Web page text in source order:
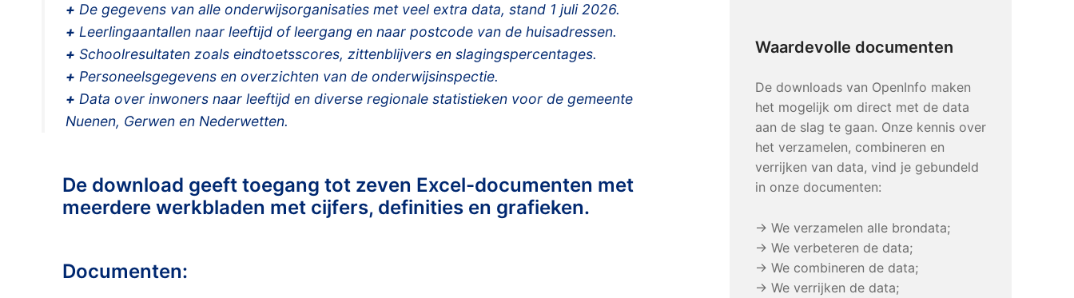
+ De gegevens van alle onderwijsorganisaties met veel extra data, stand 1 juli 2026.
+ Leerlingaantallen naar leeftijd of leergang en naar postcode van de huisadressen.
+ Schoolresultaten zoals eindtoetsscores, zittenblijvers en slagingspercentages.
+ Personeelsgegevens en overzichten van de onderwijsinspectie.
+ Data over inwoners naar leeftijd en diverse regionale statistieken voor de gemeente
Nuenen, Gerwen en Nederwetten.
De download geeft toegang tot zeven Excel-documenten met
meerdere werkbladen met cijfers, definities en grafieken.
Documenten:
Waardevolle documenten
De downloads van OpenInfo maken
het mogelijk om direct met de data
aan de slag te gaan. Onze kennis over
het verzamelen, combineren en
verrijken van data, vind je gebundeld
in onze documenten:
→ We verzamelen alle brondata;
→ We verbeteren de data;
→ We combineren de data;
→ We verrijken de data;